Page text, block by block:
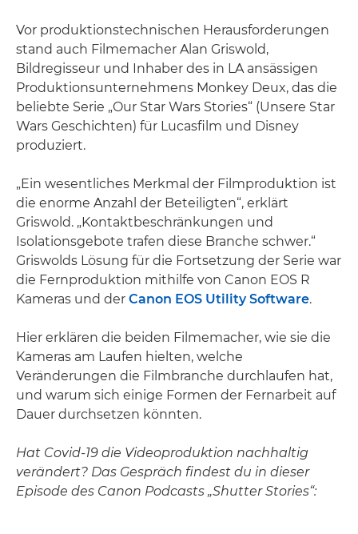
Vor produktionstechnischen Herausforderungen
stand auch Filmemacher Alan Griswold,
Bildregisseur und Inhaber des in LA ansässigen
Produktionsunternehmens Monkey Deux, das die
beliebte Serie „Our Star Wars Stories“ (Unsere Star
Wars Geschichten) für Lucasfilm und Disney
produziert.
„Ein wesentliches Merkmal der Filmproduktion ist
die enorme Anzahl der Beteiligten“, erklärt
Griswold. „Kontaktbeschränkungen und
Isolationsgebote trafen diese Branche schwer.“
Griswolds Lösung für die Fortsetzung der Serie war
die Fernproduktion mithilfe von Canon EOS R
Kameras und der Canon EOS Utility Software.
Hier erklären die beiden Filmemacher, wie sie die
Kameras am Laufen hielten, welche
Veränderungen die Filmbranche durchlaufen hat,
und warum sich einige Formen der Fernarbeit auf
Dauer durchsetzen könnten.
Hat Covid-19 die Videoproduktion nachhaltig
verändert? Das Gespräch findest du in dieser
Episode des Canon Podcasts „Shutter Stories“: